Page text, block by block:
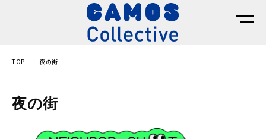
TOP 夜の街
夜の街